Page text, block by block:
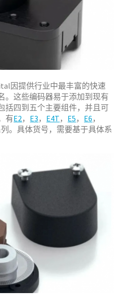
因提供行业中最丰富的快速
。这些编码器易于添加到现有
括四到五个主要组件，并且可
有E2， E3 ， E4T ， E5 ， E6 ，
。具体货号，需要基于具体系